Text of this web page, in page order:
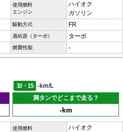
使用燃料
エンジン
ハイオク
ガソリン
駆動方式 FR
過給器（ターボ） ターボ
燃費性能 -
10・15
-km/L
満タンでどこまで走る？
-km
使用燃料
ハイオク